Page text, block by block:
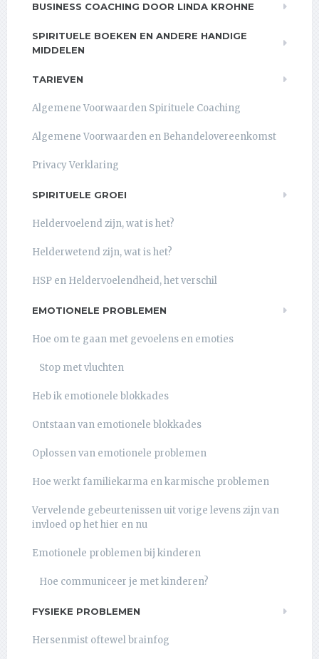
BUSINESS COACHING DOOR LINDA KROHNE
SPIRITUELE BOEKEN EN ANDERE HANDIGE
MIDDELEN
TARIEVEN
Algemene Voorwaarden Spirituele Coaching
Algemene Voorwaarden en Behandelovereenkomst
Privacy Verklaring
SPIRITUELE GROEI
Heldervoelend zijn, wat is het?
Helderwetend zijn, wat is het?
HSP en Heldervoelendheid, het verschil
EMOTIONELE PROBLEMEN
Hoe om te gaan met gevoelens en emoties
Stop met vluchten
Heb ik emotionele blokkades
Ontstaan van emotionele blokkades
Oplossen van emotionele problemen
Hoe werkt familiekarma en karmische problemen
Vervelende gebeurtenissen uit vorige levens zijn van
invloed op het hier en nu
Emotionele problemen bij kinderen
Hoe communiceer je met kinderen?
FYSIEKE PROBLEMEN
Hersenmist oftewel brainfog